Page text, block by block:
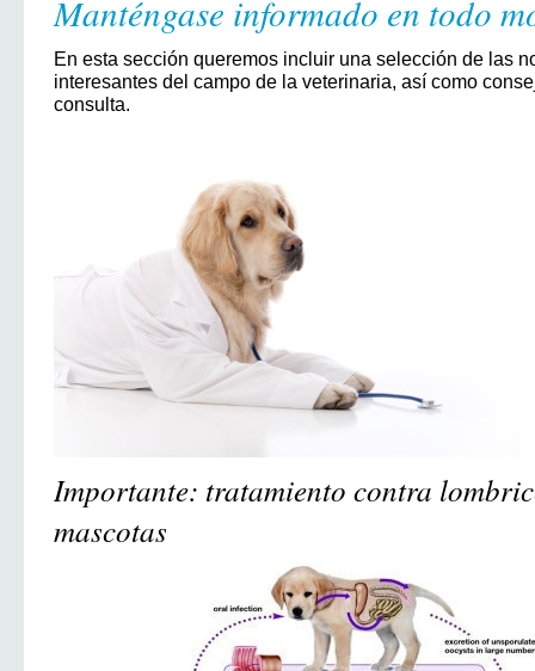
Manténgase informado en todo
En esta sección queremos incluir una selección de las
interesantes del campo de la veterinaria, así como
consulta.
Importante: tratamiento contra
mascotas